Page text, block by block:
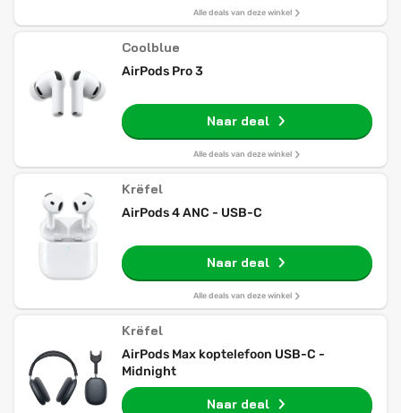
Alle deals van deze winkel
Coolblue
AirPods Pro 3
Naar deal
Alle deals van deze winkel
Krëfel
AirPods 4 ANC - USB-C
Naar deal
Alle deals van deze winkel
Krëfel
AirPods Max koptelefoon USB-C -
Midnight
Naar deal